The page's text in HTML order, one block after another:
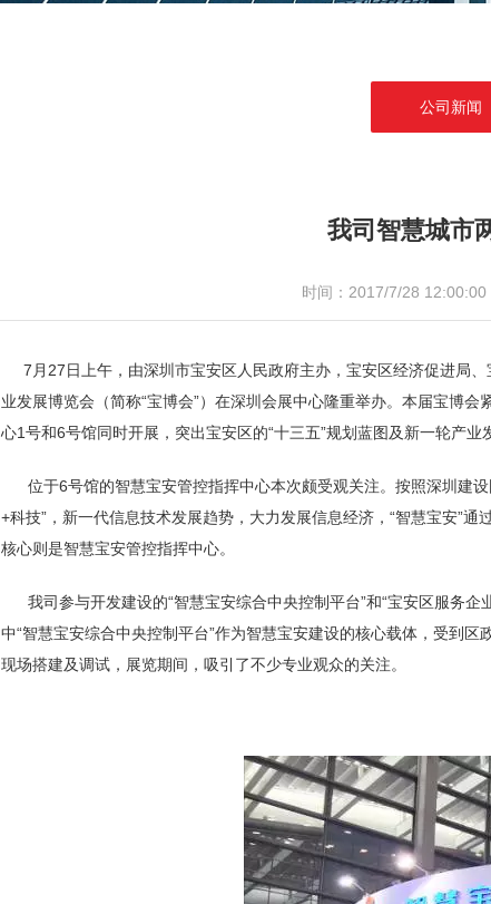
公司新闻
我司智慧城市
时间：2017/7/28 12:00:00
7月27日上午，由深圳市宝安区人民政府主办，宝安区经济促进局
业发展博览会（简称“宝博会”）在深圳会展中心隆重举办。本届宝博
心1号和6号馆同时开展，突出宝安区的“十三五”规划蓝图及新一轮产业
位于6号馆的智慧宝安管控指挥中心本次颇受观关注。按照深圳建设
+科技”，新一代信息技术发展趋势，大力发展信息经济，“智慧宝安”
核心则是智慧宝安管控指挥中心。
我司参与开发建设的“智慧宝安综合中央控制平台”和“宝安区服务企
中“智慧宝安综合中央控制平台”作为智慧宝安建设的核心载体，受到
现场搭建及调试，展览期间，吸引了不少专业观众的关注。